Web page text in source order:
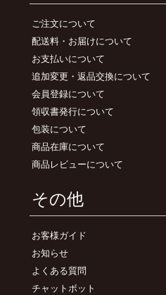
ご注文について
配送料・お届けについて
お支払いについて
追加変更・返品交換について
会員登録について
領収書発行について
包装について
商品在庫について
商品レビューについて
その他
お客様ガイド
お知らせ
よくある質問
チャットボット